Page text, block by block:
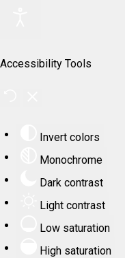
Accessibility Tools
Invert colors
Monochrome
Dark contrast
Light contrast
Low saturation
High saturation